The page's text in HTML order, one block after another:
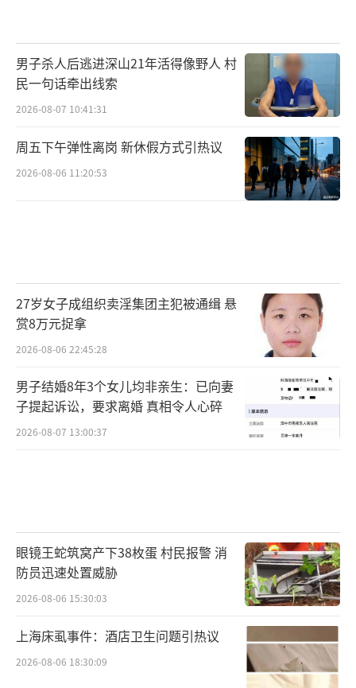
男子杀人后逃进深山21年活得像野人 村
民一句话牵出线索
2026-08-07 10:41:31
周五下午弹性离岗 新休假方式引热议
2026-08-06 11:20:53
27岁女子成组织卖淫集团主犯被通缉 悬
赏8万元捉拿
2026-08-06 22:45:28
男子结婚8年3个女儿均非亲生：已向妻
子提起诉讼，要求离婚 真相令人心碎
2026-08-07 13:00:37
眼镜王蛇筑窝产下38枚蛋 村民报警 消
防员迅速处置威胁
2026-08-06 15:30:03
上海床虱事件：酒店卫生问题引热议
2026-08-06 18:30:09